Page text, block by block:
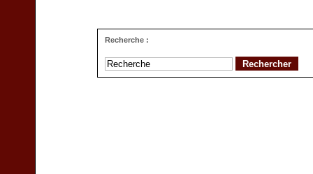
Recherche :